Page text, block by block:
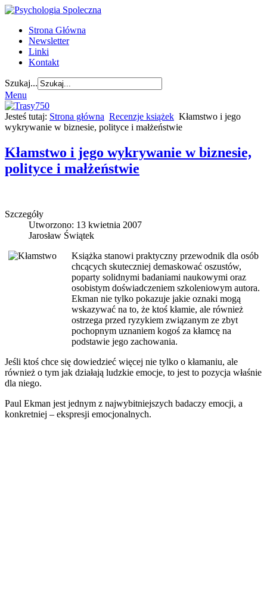
Strona Główna
Newsletter
Linki
Kontakt
Szukaj...
Menu
Jesteś tutaj: Strona główna Recenzje książek Kłamstwo i jego
wykrywanie w biznesie, polityce i małżeństwie
Kłamstwo i jego wykrywanie w biznesie,
polityce i małżeństwie
Szczegóły
Utworzono: 13 kwietnia 2007
Jarosław Świątek
Książka stanowi praktyczny przewodnik dla osób
chcących skuteczniej demaskować oszustów,
poparty solidnymi badaniami naukowymi oraz
osobistym doświadczeniem szkoleniowym autora.
Ekman nie tylko pokazuje jakie oznaki mogą
wskazywać na to, że ktoś kłamie, ale również
ostrzega przed ryzykiem związanym ze zbyt
pochopnym uznaniem kogoś za kłamcę na
podstawie jego zachowania.
Jeśli ktoś chce się dowiedzieć więcej nie tylko o kłamaniu, ale
również o tym jak działają ludzkie emocje, to jest to pozycja właśnie
dla niego.
Paul Ekman jest jednym z najwybitniejszych badaczy emocji, a
konkretniej – ekspresji emocjonalnych.